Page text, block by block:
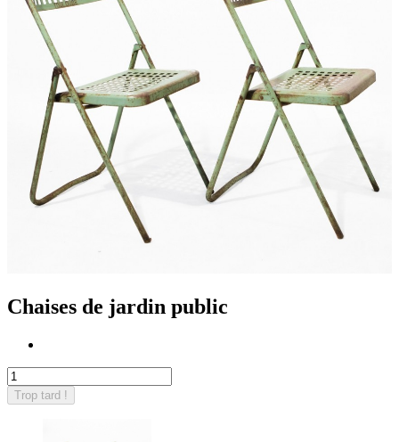
Chaises de jardin public
Trop tard !